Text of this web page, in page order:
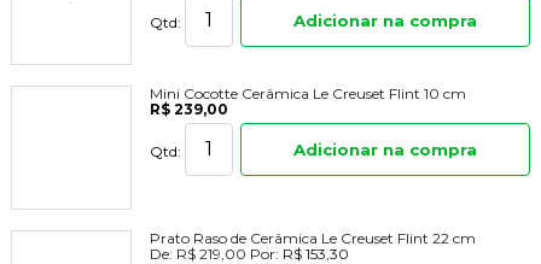
Qtd: Adicionar na compra
Mini Cocotte Cerâmica Le Creuset Flint 10 cm
R$ 239,00
Qtd: Adicionar na compra
Prato Raso de Cerâmica Le Creuset Flint 22 cm
De: R$ 219,00 Por: R$ 153,30